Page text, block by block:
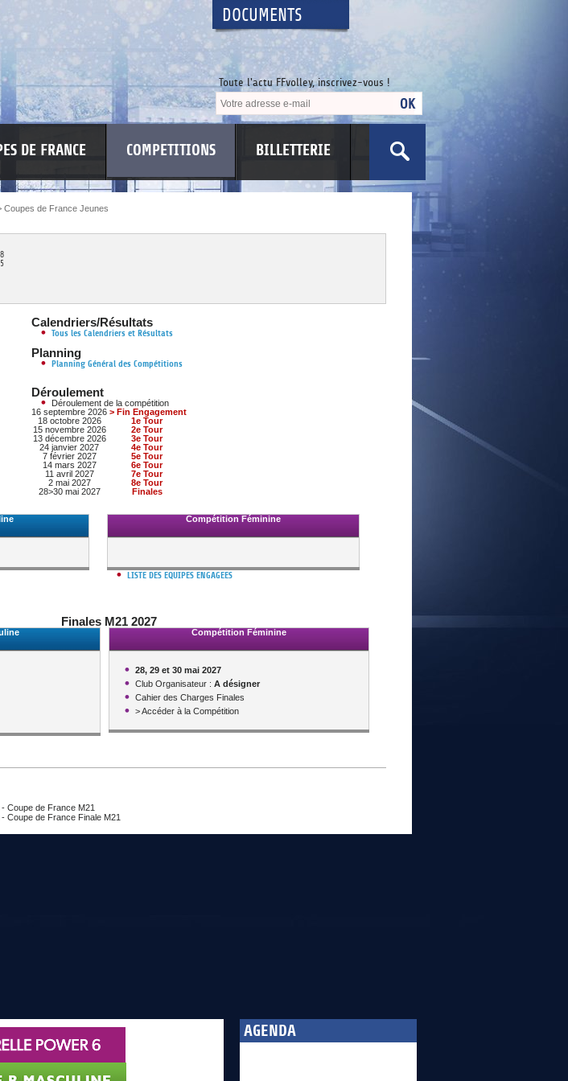
DOCUMENTS
Toute l'actu FFvolley, inscrivez-vous !
DE FRANCE COMPETITIONS BILLETTERIE
DOCUMENTS UTILES
>CLIQUEZ ICI
Coupes de France Jeunes
Calendriers/Résultats
Tous les Calendriers et Résultats
Planning
Planning Général des Compétitions
Déroulement
Déroulement de la compétition
16 septembre 2026 > Fin Engagement
18 octobre 2026
1e Tour
15 novembre 2026
2e Tour
13 décembre 2026
3e Tour
24 janvier 2027
4e Tour
7 février 2027
5e Tour
14 mars 2027
6e Tour
11 avril 2027
7e Tour
2 mai 2027
8e Tour
28>30 mai 2027
Finales
Compétition Féminine
LISTE DES EQUIPES ENGAGEES
Finales M21 2027
Compétition Féminine
28, 29 et 30 mai 2027
Club Organisateur : A désigner
Cahier des Charges Finales
> Accéder à la Compétition
Coupe de France M21
Coupe de France Finale M21
AGENDA